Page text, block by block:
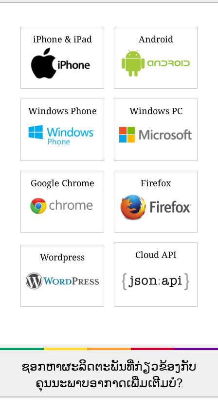
iPhone & iPad Android
Windows Phone Windows PC
Google Chrome Firefox
Wordpress Cloud API
ຊອກຫາຜະລິດຕະພັນທີ່ກ່ຽວຂ້ອງກັບ
ຄຸນນະພາບອາກາດເພີ່ມເຕີມບໍ?